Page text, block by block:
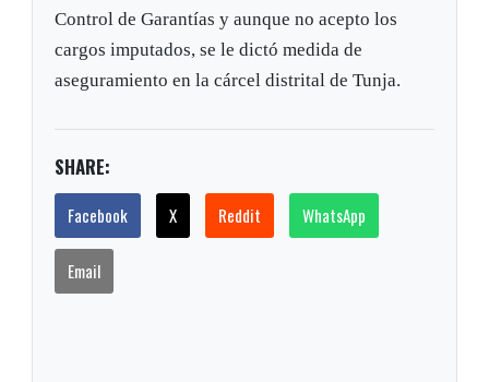
Control de Garantías y aunque no acepto los
cargos imputados, se le dictó medida de
aseguramiento en la cárcel distrital de Tunja.
SHARE:
Facebook X Reddit WhatsApp
Email